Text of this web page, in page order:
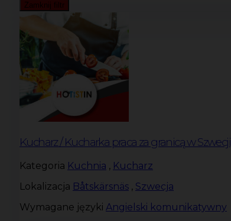
Zamknij filtr
Kucharz / Kucharka praca za granicą w Szwecji
Kategoria Kuchnia , Kucharz
Lokalizacja Båtskärsnäs , Szwecja
Wymagane języki Angielski komunikatywny